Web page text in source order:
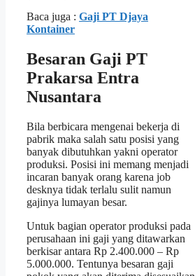
Baca juga : Gaji PT Djaya
Kontainer
Besaran Gaji PT
Prakarsa Entra
Nusantara
Bila berbicara mengenai bekerja di
pabrik maka salah satu posisi yang
banyak dibutuhkan yakni operator
produksi. Posisi ini memang menjadi
incaran banyak orang karena job
desknya tidak terlalu sulit namun
gajinya lumayan besar.
Untuk bagian operator produksi pada
perusahaan ini gaji yang ditawarkan
berkisar antara Rp 2.400.000 – Rp
5.000.000. Tentunya besaran gaji